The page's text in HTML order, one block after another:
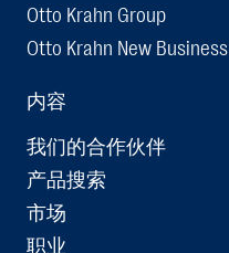
Otto Krahn Group
Otto Krahn New Business
内容
我们的合作伙伴
产品搜索
市场
职业